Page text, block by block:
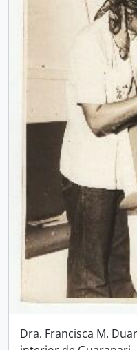
Dra. Francisca M.